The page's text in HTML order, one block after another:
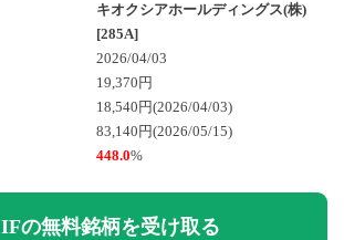
キオクシアホールディングス(株)
[285A]
2026/04/03
19,370円
18,540円(2026/04/03)
83,140円(2026/05/15)
448.0%
IFの無料銘柄を受け取る